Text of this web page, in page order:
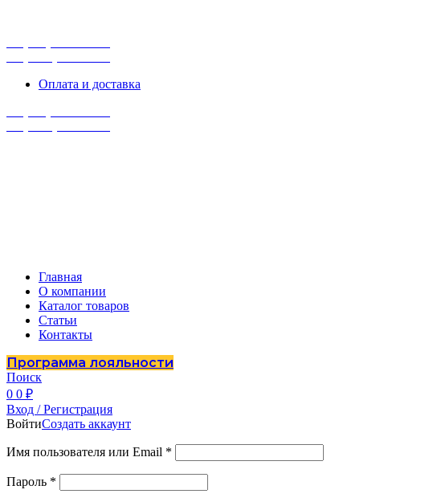
Оплата и доставка
Главная
О компании
Каталог товаров
Статьи
Контакты
Программа лояльности
Поиск
0 0 ₽
Вход / Регистрация
ВойтиСоздать аккаунт
Имя пользователя или Email *
Пароль *